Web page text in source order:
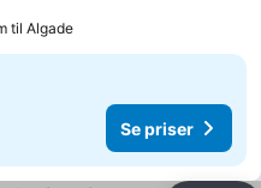
til Algade
Se priser